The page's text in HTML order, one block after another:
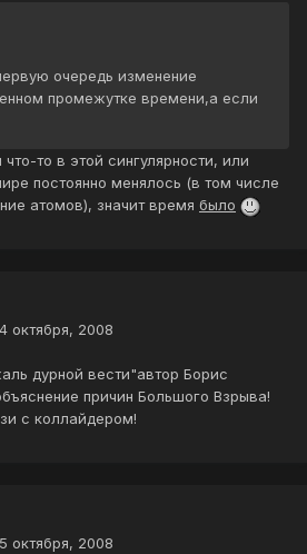
очередь изменение
промежутке времени,а если
что-то в этой сингулярности, или
постоянно менялось (в том числе
атомов), значит время было
октября, 2008
дурной вести"автор Борис
причин Большого Взрыва!
с коллайдером!
октября, 2008